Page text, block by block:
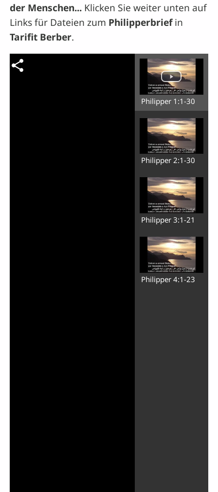
der Menschen... Klicken Sie weiter unten auf
Links für Dateien zum Philipperbriefin
Tarifit Berber.
Philipper 1:1-30
Philipper 2:1-30
Philipper 3:1-21
Philipper 4:1-23